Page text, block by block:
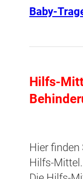
Baby-
Hilfs-
Hier finden
Hilfs-Mittel.